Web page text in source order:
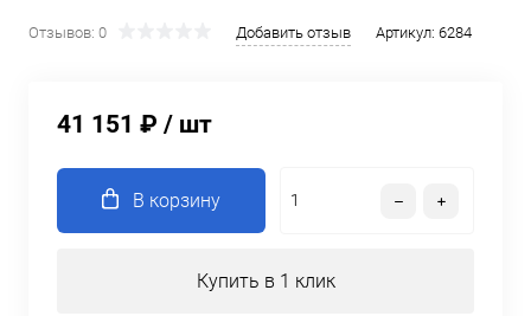
Отзывов: 0 Добавить отзыв Артикул: 6284
41 151 ₽ / шт
В корзину
Купить в 1 клик